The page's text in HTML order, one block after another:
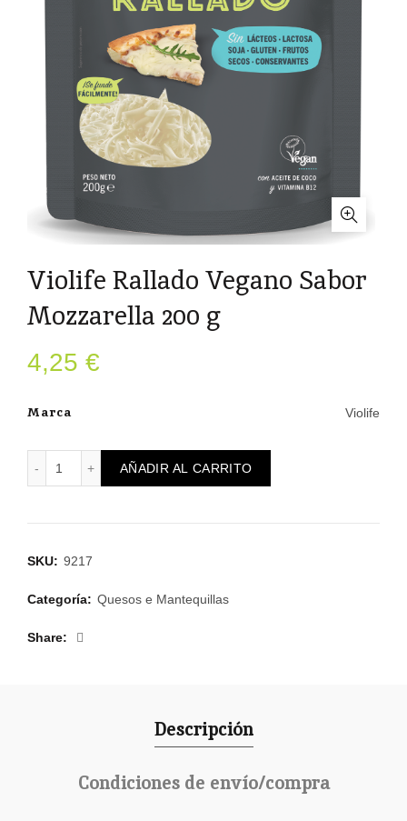
Violife Rallado Vegano Sabor
Mozzarella 200 g
4,25 €
Marca Violife
Violife Rallado Vegano Sabor Mozzarella 200 g cantidad
AÑADIR AL CARRITO
SKU: 9217
Categoría: Quesos e Mantequillas
Share
Descripción
Condiciones de envío/compra